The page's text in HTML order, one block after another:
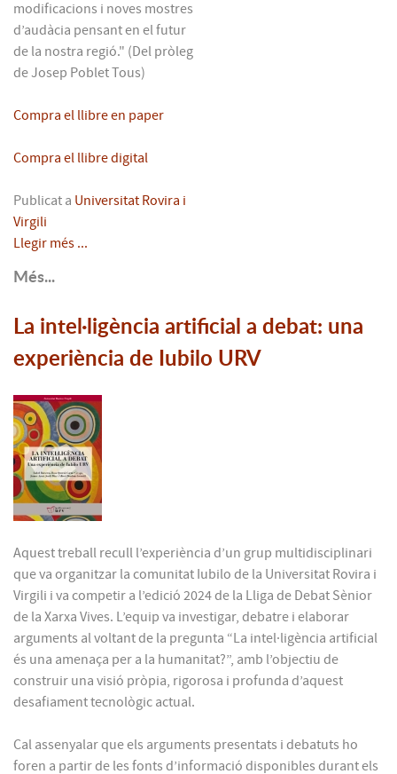
modificacions i noves mostres
d’audàcia pensant en el futur
de la nostra regió." (Del pròleg
de Josep Poblet Tous)
Compra el llibre en paper
Compra el llibre digital
Publicat a Universitat Rovira i
Virgili
Llegir més ...
Més...
La intel·ligència artificial a debat: una
experiència de Iubilo URV
Aquest treball recull l’experiència d’un grup multidisciplinari
que va organitzar la comunitat Iubilo de la Universitat Rovira i
Virgili i va competir a l’edició 2024 de la Lliga de Debat Sènior
de la Xarxa Vives. L’equip va investigar, debatre i elaborar
arguments al voltant de la pregunta “La intel·ligència artificial
és una amenaça per a la humanitat?”, amb l’objectiu de
construir una visió pròpia, rigorosa i profunda d’aquest
desafiament tecnològic actual.
Cal assenyalar que els arguments presentats i debatuts ho
foren a partir de les fonts d’informació disponibles durant els